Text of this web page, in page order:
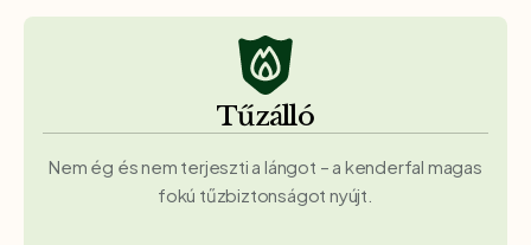
Tűzálló
Nem ég és nem terjeszti a lángot – a kenderfal magas
fokú tűzbiztonságot nyújt.